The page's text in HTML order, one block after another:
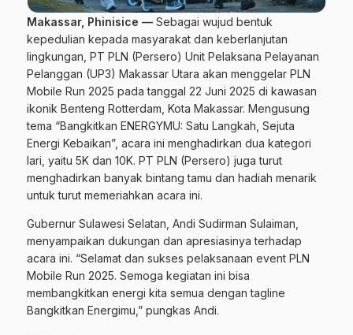
Makassar, Phinisice — Sebagai wujud bentuk
kepedulian kepada masyarakat dan keberlanjutan
lingkungan, PT PLN (Persero) Unit Pelaksana Pelayanan
Pelanggan (UP3) Makassar Utara akan menggelar PLN
Mobile Run 2025 pada tanggal 22 Juni 2025 di kawasan
ikonik Benteng Rotterdam, Kota Makassar. Mengusung
tema “Bangkitkan ENERGYMU: Satu Langkah, Sejuta
Energi Kebaikan”, acara ini menghadirkan dua kategori
lari, yaitu 5K dan 10K. PT PLN (Persero) juga turut
menghadirkan banyak bintang tamu dan hadiah menarik
untuk turut memeriahkan acara ini.
Gubernur Sulawesi Selatan, Andi Sudirman Sulaiman,
menyampaikan dukungan dan apresiasinya terhadap
acara ini. “Selamat dan sukses pelaksanaan event PLN
Mobile Run 2025. Semoga kegiatan ini bisa
membangkitkan energi kita semua dengan tagline
Bangkitkan Energimu,” pungkas Andi.